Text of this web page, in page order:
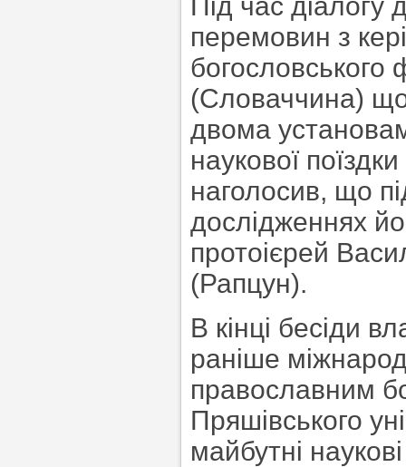
перемовин з
богословського
(Словаччина)
двома
наукової
наголосив, що
дослідженнях
протоієрей
(Рапцун).
В кінці бесіди
раніше
православним
Пряшівського
майбутні